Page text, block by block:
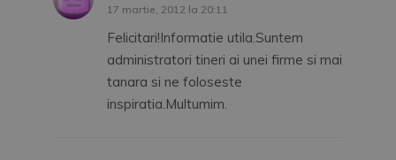
17 martie, 2012 la 20:11
Felicitari!Informatie utila.Suntem
administratori tineri ai unei firme si mai
tanara si ne foloseste
inspiratia.Multumim.